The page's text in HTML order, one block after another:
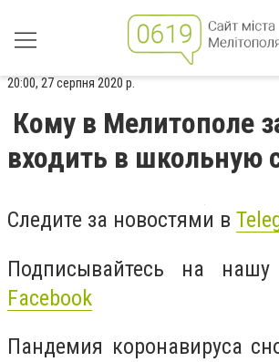
20:00, 27 серпня 2020 р.
Кому в Мелитополе
входить в школьную
Следите за новостями в
Подписывайтесь на
Facebook
Пандемия коронавируса